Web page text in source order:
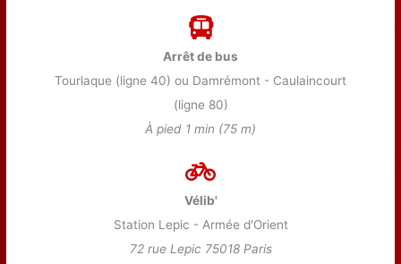
Arrêt de bus
Tourlaque (ligne 40) ou Damrémont - Caulaincourt
(ligne 80)
À pied 1 min (75 m)
Vélib'
Station Lepic - Armée d'Orient
72 rue Lepic 75018 Paris